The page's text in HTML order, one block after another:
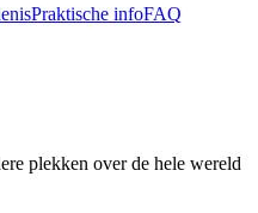
Praktische infoFAQ
plekken over de hele wereld